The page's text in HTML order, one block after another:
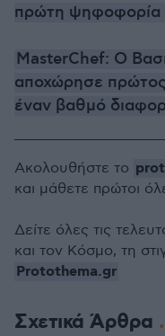
πρώτη ψηφοφορία
MasterChef: Ο
αποχώρησε
έναν βαθμό
Σχετικά Άρθρα
Ακολουθήστε το
και μάθετε πρώτοι
Δείτε όλες τις
και τον Κόσμο, τη
Protothema.gr